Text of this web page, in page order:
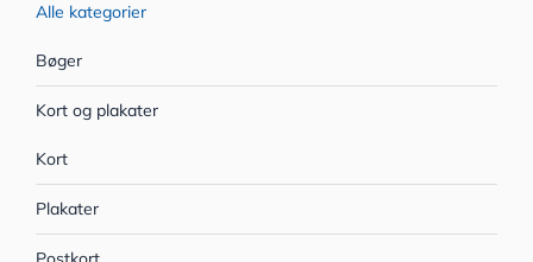
Alle kategorier
Bøger
Kort og plakater
Kort
Plakater